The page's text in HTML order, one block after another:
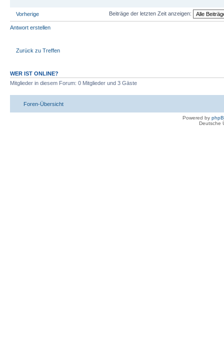
Vorherige Beiträge der letzten Zeit anzeigen:
Antwort erstellen
Zurück zu Treffen
WER IST ONLINE?
Mitglieder in diesem Forum: 0 Mitglieder und 3 Gäste
Foren-Übersicht
Powered by
Deutsche